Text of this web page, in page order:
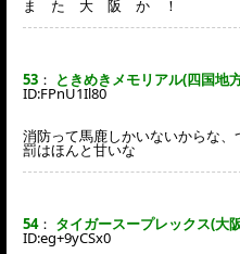
ま た 大 阪 か ！
53 ： ときめきメモリアル(四国地
ID:FPnU1Il80
消防って馬鹿しかいないからな
罰はほんと甘いな
54： タイガースープレックス(大
ID:eg+9yCSx0